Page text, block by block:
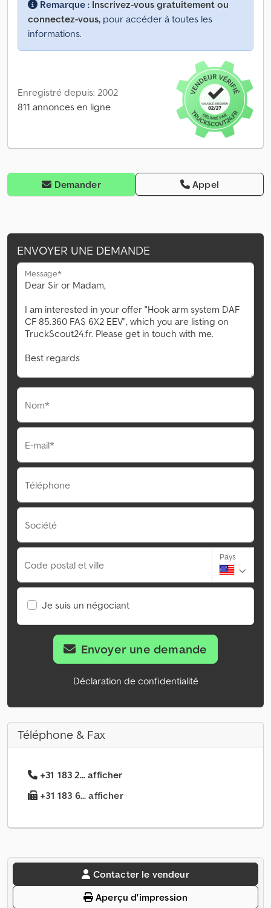
Remarque : Inscrivez-vous gratuitement ou
connectez-vous, pour accéder à toutes les
informations.
Enregistré depuis: 2002
811 annonces en ligne
Demander Appel
ENVOYER UNE DEMANDE
Message*
Nom*
E-mail*
Téléphone
Société
Code postal et ville
Pays
Je suis un négociant
Envoyer une demande
Déclaration de confidentialité
Téléphone & Fax
+31 183 2... afficher
+31 183 6... afficher
Contacter le vendeur
Aperçu d'impression